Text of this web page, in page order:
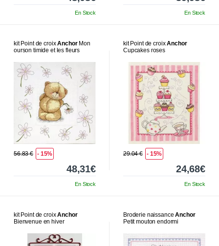
En Stock En Stock
kit Point de croixAnchorMon
ourson timide et les fleurs
56.83 € - 15%
48,31€
En Stock
kit Point de croixAnchor
Cupcakes roses
29.04 € - 15%
24,68€
En Stock
kit Point de croixAnchor
Bienvenue en hiver
Broderie naissanceAnchor
Petit mouton endormi